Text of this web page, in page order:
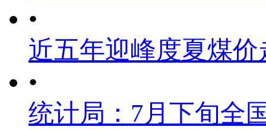
•
近五年迎峰度夏煤价
•
统计局：7月下旬全